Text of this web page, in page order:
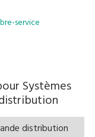
service
Systèmes
distribution